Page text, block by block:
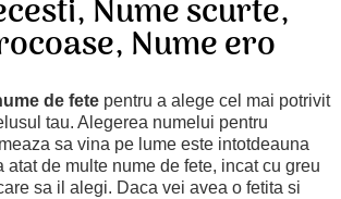
Nume scurte,
Nume ero
de fete pentru a alege cel mai potrivit
tau. Alegerea numelui pentru
sa vina pe lume este intotdeauna
atat de multe nume de fete, incat cu greu
sa il alegi. Daca vei avea o fetita si